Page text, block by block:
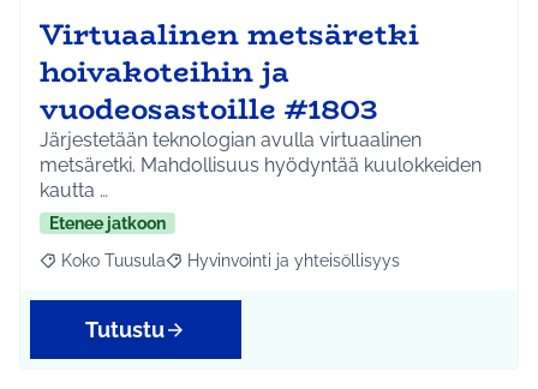
Virtuaalinen metsäretki
hoivakoteihin ja
vuodeosastoille #1803
Järjestetään teknologian avulla virtuaalinen
metsäretki. Mahdollisuus hyödyntää kuulokkeiden
kautta …
Etenee jatkoon
Rajaa tulokset aihepiirin mukaan: Koko Tuusula
Koko Tuusula Rajaa tulokset teeman mukaan: Hyvinvointi ja
Hyvinvointi ja yhteisöllisyys
Tutustu